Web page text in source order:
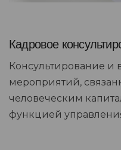
Кадровое
Консультирование и
мероприятий,
человеческим
функцией